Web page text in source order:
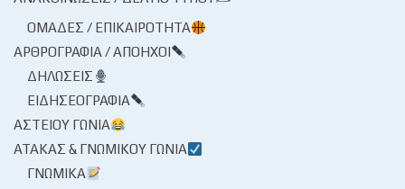
ΟΜΆΔΕΣ / ΕΠΙΚΑΙΡΌΤΗΤΑ
ΑΡΘΡΟΓΡΑΦΊΑ / ΑΠΌΗΧΟΙ
ΔΗΛΏΣΕΙΣ
ΕΙΔΗΣΕΟΓΡΑΦΊΑ
ΑΣΤΕΊΟΥ ΓΩΝΊΑ
ΑΤΆΚΑΣ & ΓΝΩΜΙΚΟΎ ΓΩΝΊΑ
ΓΝΩΜΙΚΆ